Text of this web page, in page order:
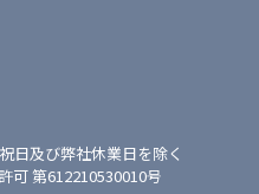
日及び弊社休業日を除く
第612210530010号